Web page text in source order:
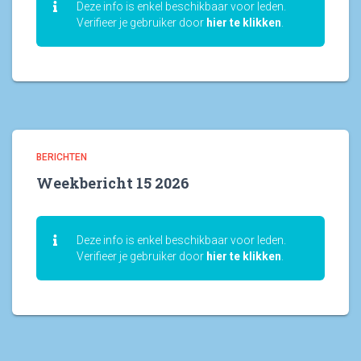
Deze info is enkel beschikbaar voor leden.
Verifieer je gebruiker door hier te klikken
BERICHTEN
Weekbericht 15 2026
Deze info is enkel beschikbaar voor leden.
Verifieer je gebruiker door hier te klikken